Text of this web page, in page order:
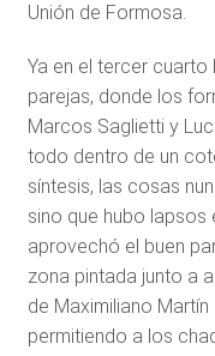
Unión de Formosa.
Ya en el tercer
parejas, donde los
Marcos Saglietti y
todo dentro de un
síntesis, las cosas
sino que hubo lapsos
aprovechó el buen
zona pintada junto a
de Maximiliano
permitiendo a los